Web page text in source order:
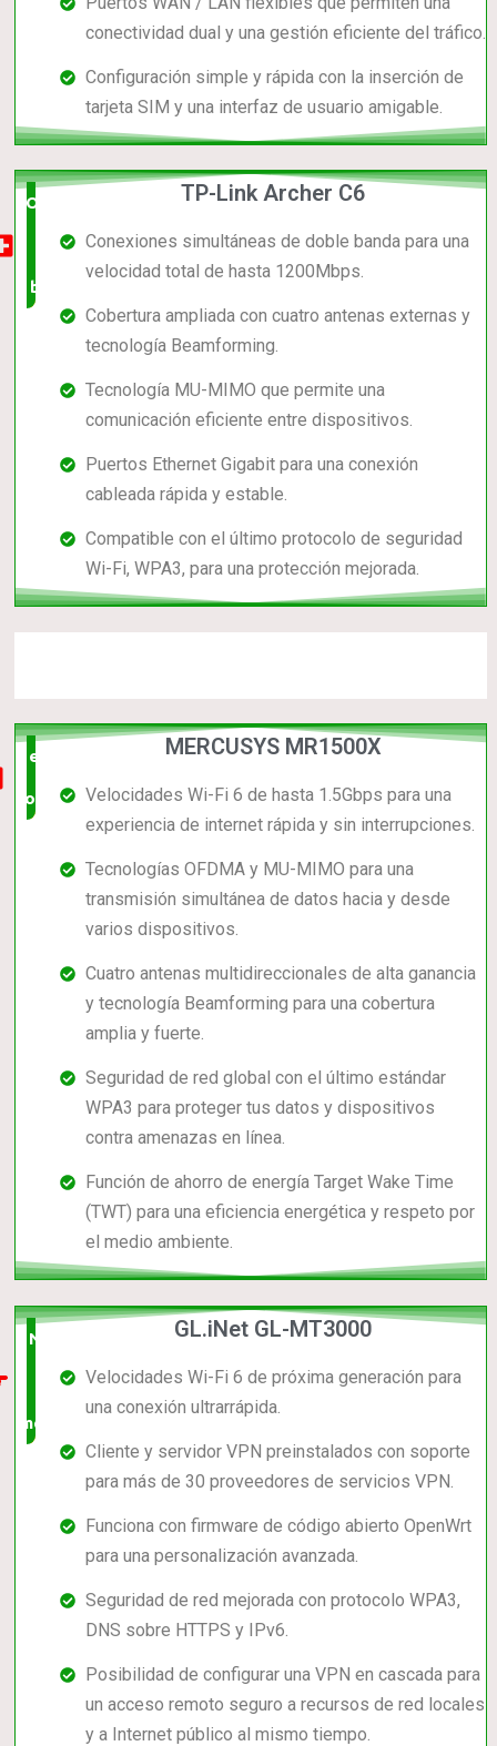
conectividad dual y una gestión eficiente del tráfico.
Configuración simple y rápida con la inserción de
tarjeta SIM y una interfaz de usuario amigable.
Opción
muy
buena
TP-Link Archer C6
Conexiones simultáneas de doble banda para una
velocidad total de hasta 1200Mbps.
Cobertura ampliada con cuatro antenas externas y
tecnología Beamforming.
Tecnología MU-MIMO que permite una
comunicación eficiente entre dispositivos.
Puertos Ethernet Gigabit para una conexión
cableada rápida y estable.
Compatible con el último protocolo de seguridad
Wi-Fi, WPA3, para una protección mejorada.
el mas
completo
MERCUSYS MR1500X
Velocidades Wi-Fi 6 de hasta 1.5Gbps para una
experiencia de internet rápida y sin interrupciones.
Tecnologías OFDMA y MU-MIMO para una
transmisión simultánea de datos hacia y desde
varios dispositivos.
Cuatro antenas multidireccionales de alta ganancia
y tecnología Beamforming para una cobertura
amplia y fuerte.
Seguridad de red global con el último estándar
WPA3 para proteger tus datos y dispositivos
contra amenazas en línea.
Función de ahorro de energía Target Wake Time
(TWT) para una eficiencia energética y respeto por
el medio ambiente.
Nuevo
en el
mercado
GL.iNet GL-MT3000
Velocidades Wi-Fi 6 de próxima generación para
una conexión ultrarrápida.
Cliente y servidor VPN preinstalados con soporte
para más de 30 proveedores de servicios VPN.
Funciona con firmware de código abierto OpenWrt
para una personalización avanzada.
Seguridad de red mejorada con protocolo WPA3,
DNS sobre HTTPS y IPv6.
Posibilidad de configurar una VPN en cascada para
un acceso remoto seguro a recursos de red locales
y a Internet público al mismo tiempo.